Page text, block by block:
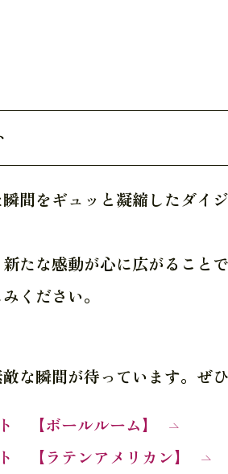
間をギュッと凝縮したダイ
たな感動が心に広がることで
ください。
な瞬間が待っています。ぜ
【ボールルーム】
【ラテンアメリカン】